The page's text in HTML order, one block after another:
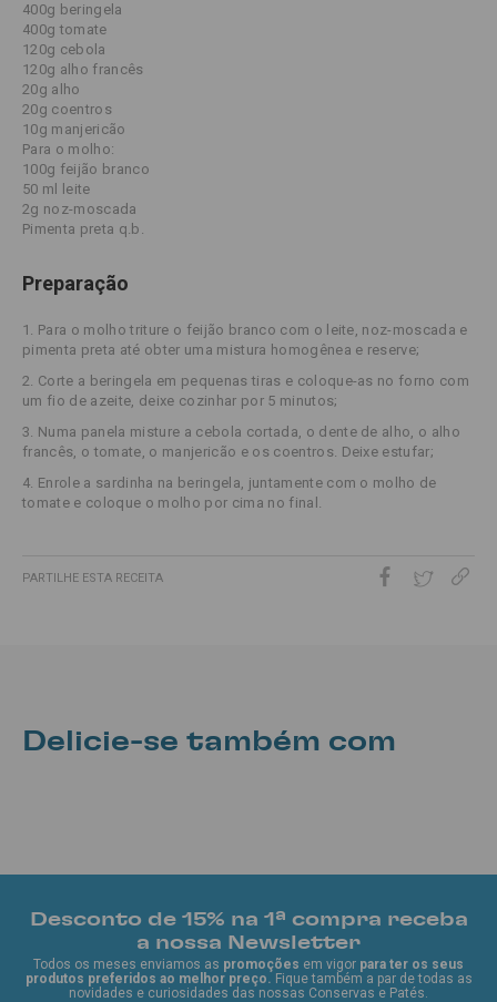
400g beringela
400g tomate
120g cebola
120g alho francês
20g alho
20g coentros
10g manjericão
Para o molho:
100g feijão branco
50 ml leite
2g noz-moscada
Pimenta preta q.b.
Preparação
1. Para o molho triture o feijão branco com o leite, noz-moscada e
pimenta preta até obter uma mistura homogênea e reserve;
2. Corte a beringela em pequenas tiras e coloque-as no forno com
um fio de azeite, deixe cozinhar por 5 minutos;
3. Numa panela misture a cebola cortada, o dente de alho, o alho
francês, o tomate, o manjericão e os coentros. Deixe estufar;
4. Enrole a sardinha na beringela, juntamente com o molho de
tomate e coloque o molho por cima no final.
PARTILHE ESTA RECEITA
Delicie-se também com
Desconto de 15% na 1ª compra receba
a nossa Newsletter
Todos os meses enviamos as promoções em vigor para ter os seus
produtos preferidos ao melhor preço. Fique também a par de todas as
novidades e curiosidades das nossas Conservas e Patés.